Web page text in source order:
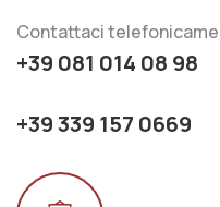
Contattaci
+39 081 014 08 98
+39 339 157 0669